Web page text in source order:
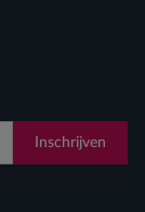
Inschrijven